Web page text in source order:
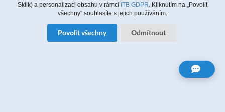
Sklik) a personalizaci obsahu v rámci ITB GDPR. Kliknutím na „Povolit
všechny“ souhlasíte s jejich používáním.
Povolit všechny Odmítnout
Zájem o služby